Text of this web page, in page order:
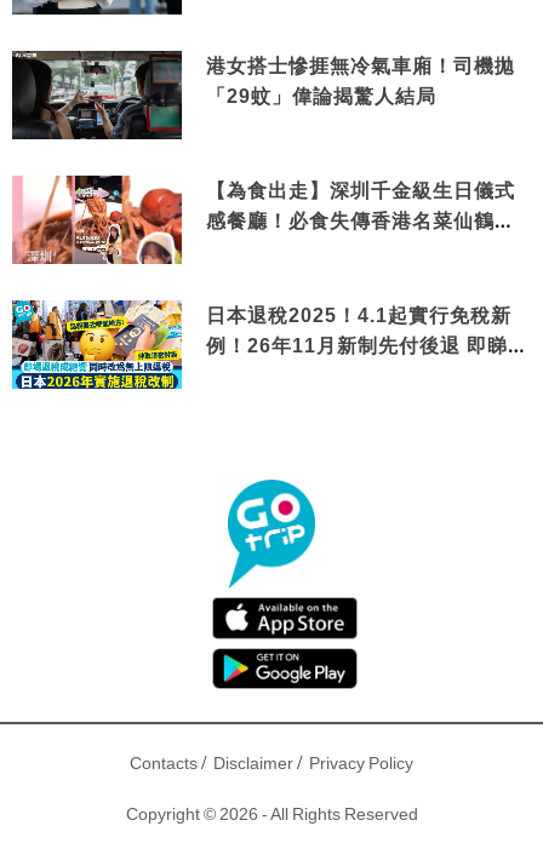
港女搭士慘捱無冷氣車廂！司機拋
「29蚊」偉論揭驚人結局
【為食出走】深圳千金級生日儀式
感餐廳！必食失傳香港名菜仙鶴神
日本退稅2025！4.1起實行免稅新
例！26年11月新制先付後退 即睇步
Contacts/ Disclaimer/ Privacy Policy
Copyright © 2026 - All Rights Reserved